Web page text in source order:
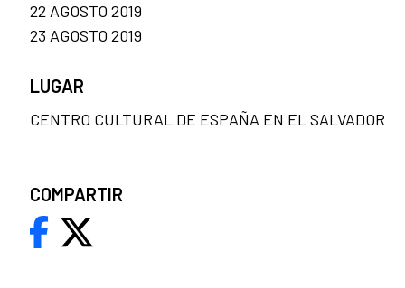
22 AGOSTO 2019
23 AGOSTO 2019
LUGAR
CENTRO CULTURAL DE ESPAÑA EN EL SALVADOR
COMPARTIR